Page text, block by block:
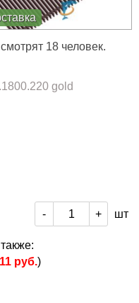
18 человек.
gold
- + шт
руб.)